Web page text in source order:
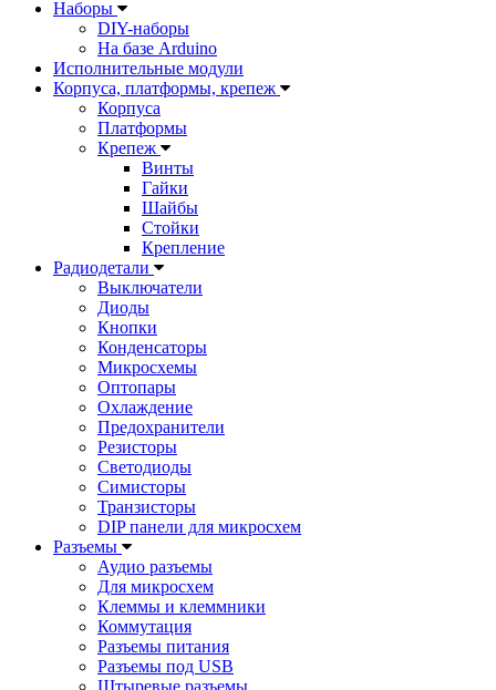
Наборы
DIY-наборы
На базе Arduino
Исполнительные модули
Корпуса, платформы, крепеж
Корпуса
Платформы
Крепеж
Винты
Гайки
Шайбы
Стойки
Крепление
Радиодетали
Выключатели
Диоды
Кнопки
Конденсаторы
Микросхемы
Оптопары
Охлаждение
Предохранители
Резисторы
Светодиоды
Симисторы
Транзисторы
DIP панели для микросхем
Разъемы
Аудио разъемы
Для микросхем
Клеммы и клеммники
Коммутация
Разъемы питания
Разъемы под USB
Штыревые разъемы